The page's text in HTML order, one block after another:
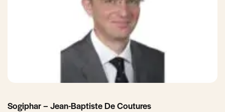
Sogiphar – Jean-Baptiste De Coutures